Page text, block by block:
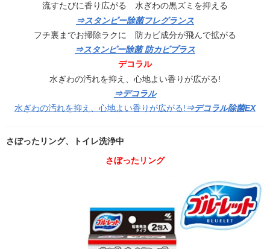
流すたびに香り広がる 水ぎわの黒ズミを抑える
⇒スタンピー除菌フレグランス
フチ裏までお掃除ラクに 防カビ成分が飛んで拡がる
⇒スタンピー除菌 防カビプラス
デコラル
水ぎわの汚れを抑え、心地よい香りが広がる!
⇒デコラル
水ぎわの汚れを抑え、心地よい香りが広がる!⇒デコラル除菌EX
さぼったリング、トイレ洗浄中
さぼったリング